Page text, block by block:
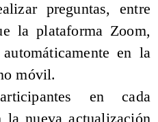
preguntas, entre
la plataforma Zoom,
en la
móvil.
en cada
la nueva actualización